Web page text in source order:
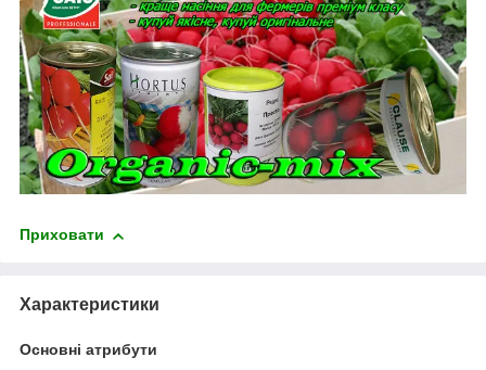
Приховати
Характеристики
Основні атрибути